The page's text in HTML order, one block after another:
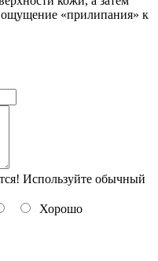
ощущение «прилипания» к
Используйте обычный
Хорошо